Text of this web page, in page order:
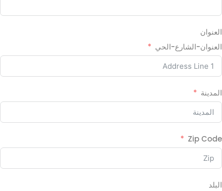
العنوان
العنوان-الشارع-الحي
المدينة
Zip Code
البلد